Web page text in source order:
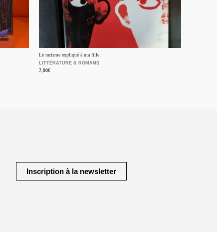
Le racisme expliqué à ma fille
LITTÉRATURE & ROMANS
7,90€
Inscription à la newsletter